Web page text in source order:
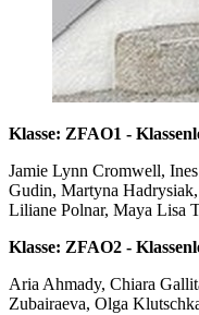
Klasse: ZFAO1 -
Jamie Lynn Cromwell,
Gudin, Martyna
Liliane Polnar, Maya Lisa
Klasse: ZFAO2 -
Aria Ahmady, Chiara
Zubairaeva, Olga